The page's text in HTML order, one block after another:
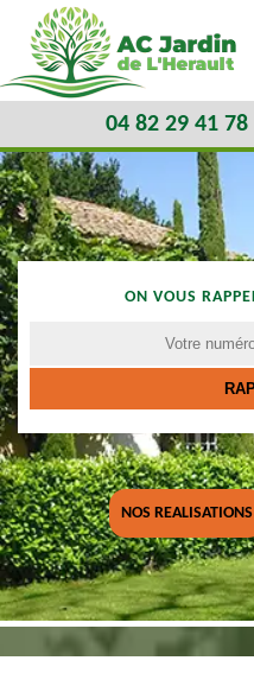
04 82 29 41 78
ON VOUS
NOS REALISATIONS